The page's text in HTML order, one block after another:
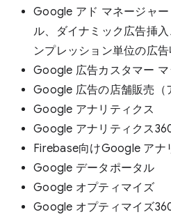
Google アド マネージャ
ル、ダイナミック広告挿
ンプレッション単位の広
Google 広告カスタマー マ
Google 広告の店舗販売（
Google アナリティクス
Google アナリティクス
Firebase向けGoogle アナ
Google データポータル
Google オプティマイズ
Google オプティマイズ